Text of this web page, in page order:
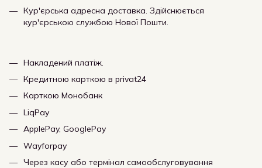
Кур'єрська адресна доставка. Здійснюється
кур'єрською службою Нової Пошти.
Накладений платіж.
Кредитною карткою в privat24
Карткою Монобанк
LiqPay
ApplePay, GooglePay
Wayforpay
Через касу або термінал самообслуговування